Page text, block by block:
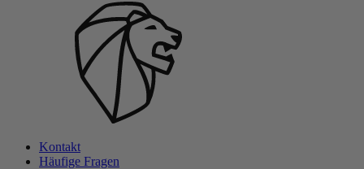
Kontakt
Häufige Fragen